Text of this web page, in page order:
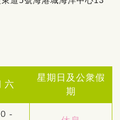
六
星期日及公衆假
期
-